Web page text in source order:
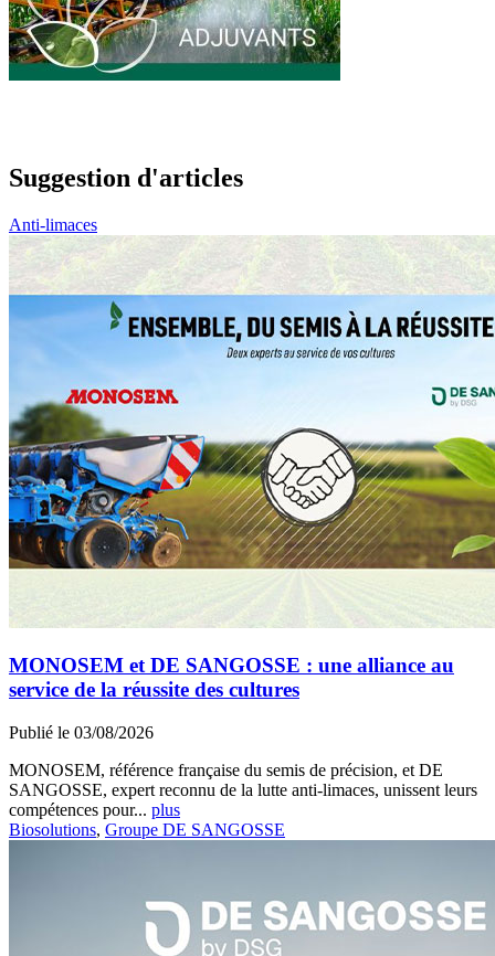
Suggestion d'articles
Anti-limaces
MONOSEM et DE SANGOSSE : une alliance au
service de la réussite des cultures
Publié le 03/08/2026
MONOSEM, référence française du semis de précision, et DE
SANGOSSE, expert reconnu de la lutte anti-limaces, unissent leurs
compétences pour... plus
Biosolutions, Groupe DE SANGOSSE